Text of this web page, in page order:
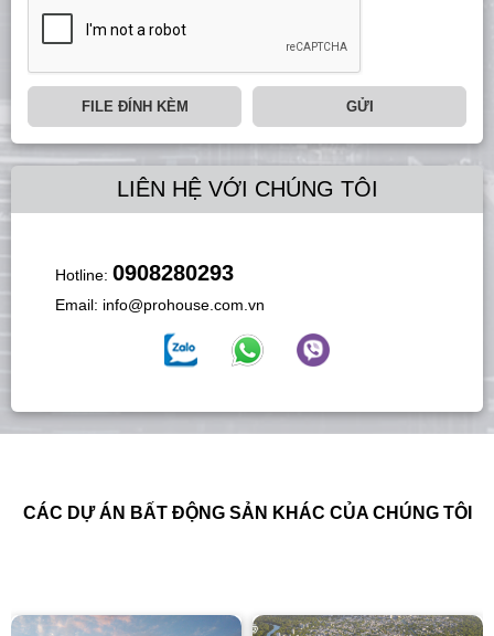
FILE ĐÍNH KÈM GỬI
LIÊN HỆ VỚI CHÚNG TÔI
Hotline: 0908280293
Email: info@prohouse.com.vn
CÁC DỰ ÁN BẤT ĐỘNG SẢN KHÁC CỦA CHÚNG TÔI